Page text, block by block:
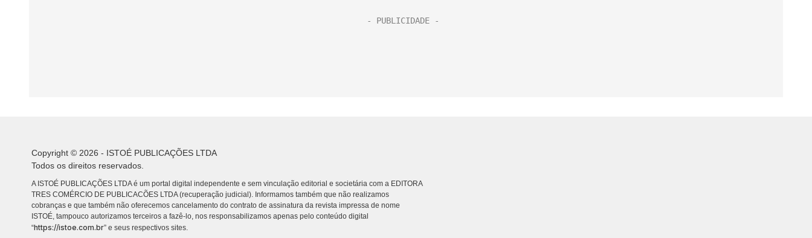
Copyright © 2026 - ISTOÉ PUBLICAÇÕES LTDA
Todos os direitos reservados.
A ISTOÉ PUBLICAÇÕES LTDA é um portal digital independente e sem vinculação editorial e societária com a EDITORA
TRES COMÉRCIO DE PUBLICACÕES LTDA (recuperação judicial). Informamos também que não realizamos
cobranças e que também não oferecemos cancelamento do contrato de assinatura da revista impressa de nome
ISTOÉ, tampouco autorizamos terceiros a fazê-lo, nos responsabilizamos apenas pelo conteúdo digital
“https://istoe.com.br” e seus respectivos sites.